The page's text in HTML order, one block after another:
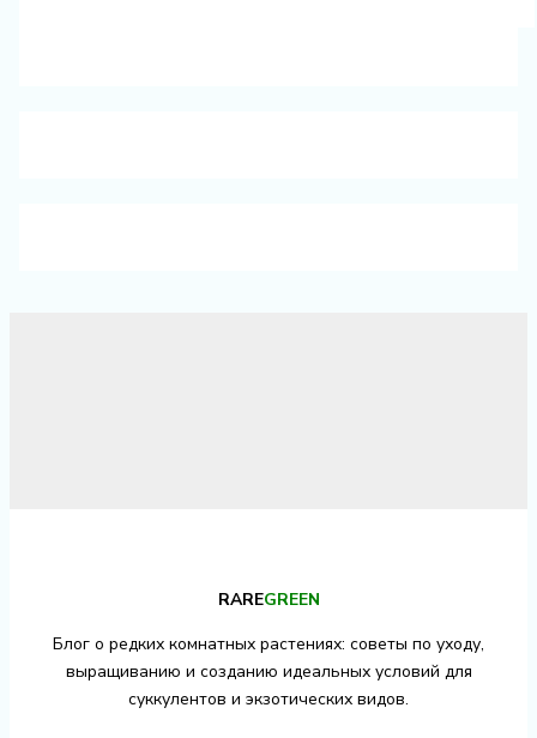
RAREGREEN
Блог о редких комнатных растениях: советы по уходу,
выращиванию и созданию идеальных условий для
суккулентов и экзотических видов.